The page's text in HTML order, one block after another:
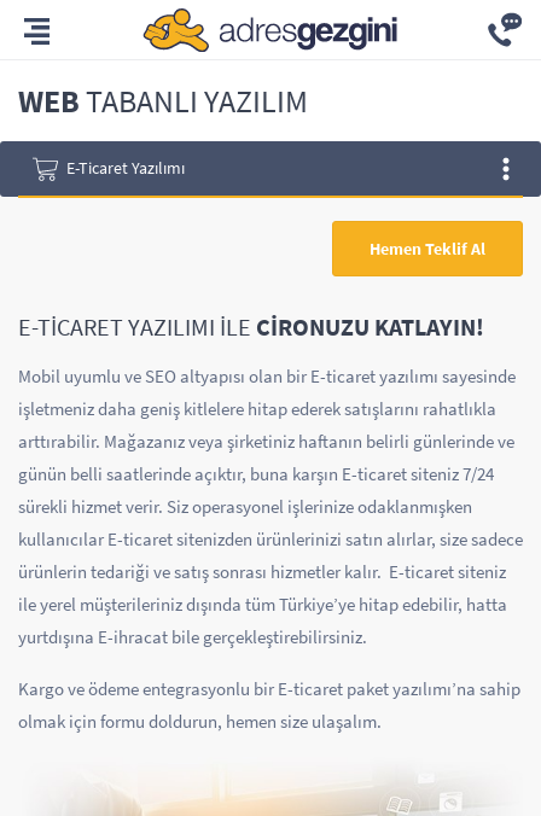
WEBTABANLI YAZILIM
E-Ticaret Yazılımı
Hemen Teklif Al
E-TİCARET YAZILIMI İLE CİRONUZU KATLAYIN!
Mobil uyumlu ve SEO altyapısı olan bir E-ticaret yazılımı sayesinde
işletmeniz daha geniş kitlelere hitap ederek satışlarını rahatlıkla
arttırabilir. Mağazanız veya şirketiniz haftanın belirli günlerinde ve
günün belli saatlerinde açıktır, buna karşın E-ticaret siteniz 7/24
sürekli hizmet verir. Siz operasyonel işlerinize odaklanmışken
kullanıcılar E-ticaret sitenizden ürünlerinizi satın alırlar, size sadece
ürünlerin tedariği ve satış sonrası hizmetler kalır. E-ticaret siteniz
ile yerel müşterileriniz dışında tüm Türkiye’ye hitap edebilir, hatta
yurtdışına E-ihracat bile gerçekleştirebilirsiniz.
Kargo ve ödeme entegrasyonlu bir E-ticaret paket yazılımı’na sahip
olmak için formu doldurun, hemen size ulaşalım.